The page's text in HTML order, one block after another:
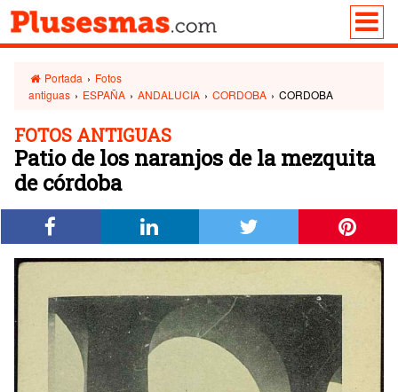
Portada › Fotos
antiguas › ESPAÑA › ANDALUCIA › CORDOBA › CORDOBA
FOTOS ANTIGUAS
Patio de los naranjos de la mezquita
de córdoba